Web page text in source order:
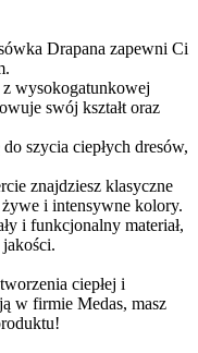
Drapana zapewni Ci
z wysokogatunkowej
swój kształt oraz
szycia ciepłych dresów,
znajdziesz klasyczne
i intensywne kolory.
i funkcjonalny materiał,
jakości.
ciepłej i
w firmie Medas, masz